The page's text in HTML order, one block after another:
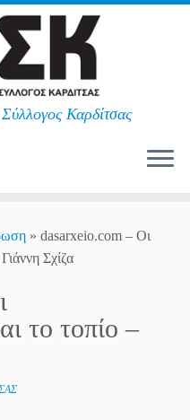
Καρδίτσας
» dasarxeio.com – Οι
Σχίζα
το τοπίο –